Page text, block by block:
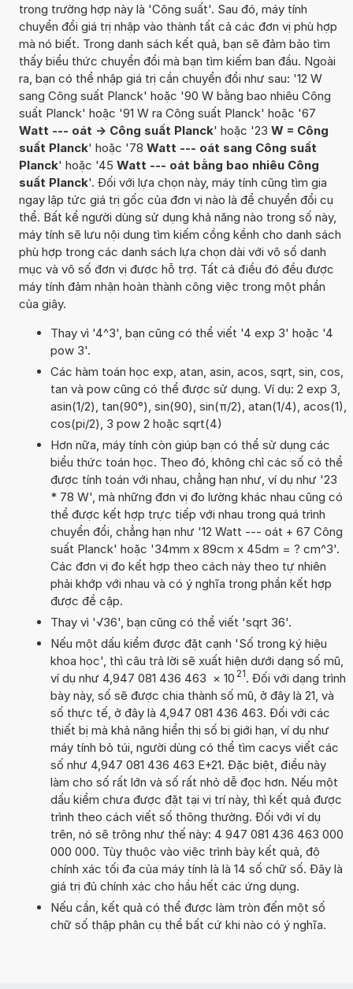
trong trường hợp này là 'Công suất'. Sau đó, máy tính
chuyển đổi giá trị nhập vào thành tất cả các đơn vị phù hợp
mà nó biết. Trong danh sách kết quả, bạn sẽ đảm bảo tìm
thấy biểu thức chuyển đổi mà bạn tìm kiếm ban đầu. Ngoài
ra, bạn có thể nhập giá trị cần chuyển đổi như sau: '12 W
sang Công suất Planck' hoặc '90 W bằng bao nhiêu Công
suất Planck' hoặc '91 W ra Công suất Planck' hoặc '67
Watt --- oát -> Công suất Planck' hoặc '23 W = Công
suất Planck' hoặc '78 Watt --- oát sang Công suất
Planck' hoặc '45 Watt --- oát bằng bao nhiêu Công
suất Planck'. Đối với lựa chọn này, máy tính cũng tìm gia
ngay lập tức giá trị gốc của đơn vị nào là để chuyển đổi cụ
thể. Bất kể người dùng sử dụng khả năng nào trong số này,
máy tính sẽ lưu nội dung tìm kiếm cồng kềnh cho danh sách
phù hợp trong các danh sách lựa chọn dài với vô số danh
mục và vô số đơn vị được hỗ trợ. Tất cả điều đó đều được
máy tính đảm nhận hoàn thành công việc trong một phần
của giây.
Thay vì '4^3', bạn cũng có thể viết '4 exp 3' hoặc '4
pow 3'.
Các hàm toán học exp, atan, asin, acos, sqrt, sin, cos,
tan và pow cũng có thể được sử dụng. Ví dụ: 2 exp 3,
asin(1/2), tan(90°), sin(90), sin(π/2), atan(1/4), acos(1),
cos(pi/2), 3 pow 2 hoặc sqrt(4)
Hơn nữa, máy tính còn giúp bạn có thể sử dụng các
biểu thức toán học. Theo đó, không chỉ các số có thể
được tính toán với nhau, chẳng hạn như, ví dụ như '23
* 78 W', mà những đơn vị đo lường khác nhau cũng có
thể được kết hợp trực tiếp với nhau trong quá trình
chuyển đổi, chẳng hạn như '12 Watt --- oát + 67 Công
suất Planck' hoặc '34mm x 89cm x 45dm = ? cm^3'.
Các đơn vị đo kết hợp theo cách này theo tự nhiên
phải khớp với nhau và có ý nghĩa trong phần kết hợp
được đề cập.
Thay vì '√36', bạn cũng có thể viết 'sqrt 36'.
Nếu một dấu kiểm được đặt cạnh 'Số trong ký hiệu
khoa học', thì câu trả lời sẽ xuất hiện dưới dạng số mũ,
ví dụ như 4,947 081 436 463 × 10 21. Đối với dạng trình
bày này, số sẽ được chia thành số mũ, ở đây là 21, và
số thực tế, ở đây là 4,947 081 436 463. Đối với các
thiết bị mà khả năng hiển thị số bị giới hạn, ví dụ như
máy tính bỏ túi, người dùng có thể tìm cacys viết các
số như 4,947 081 436 463 E+21. Đặc biệt, điều này
làm cho số rất lớn và số rất nhỏ dễ đọc hơn. Nếu một
dấu kiểm chưa được đặt tại vị trí này, thì kết quả được
trình theo cách viết số thông thường. Đối với ví dụ
trên, nó sẽ trông như thế này: 4 947 081 436 463 000
000 000. Tùy thuộc vào việc trình bày kết quả, độ
chính xác tối đa của máy tính là là 14 số chữ số. Đây là
giá trị đủ chính xác cho hầu hết các ứng dụng.
Nếu cần, kết quả có thể được làm tròn đến một số
chữ số thập phân cụ thể bất cứ khi nào có ý nghĩa.